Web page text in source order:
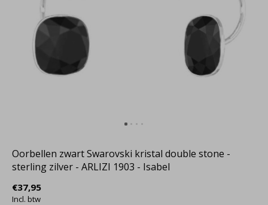
Oorbellen zwart Swarovski kristal double stone -
sterling zilver - ARLIZI 1903 - Isabel
€37,95
Incl. btw